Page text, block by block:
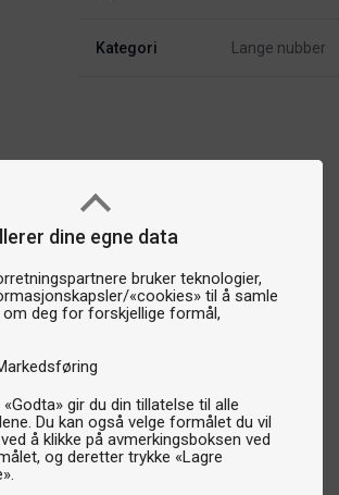
dine egne data
bruker teknologier,
«cookies» til å samle
deg for forskjellige formål,
gir du din tillatelse til alle
Du kan også velge formålet du vil
å klikke på avmerkingsboksen ved
og deretter trykke «Lagre
Kategori Lange nubber